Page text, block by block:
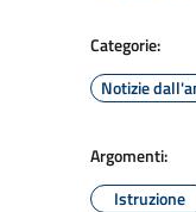
Categorie:
Notizie
Argomenti:
Istruzione